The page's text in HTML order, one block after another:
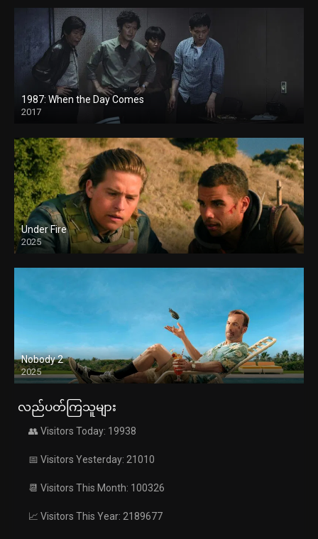
1987: When the Day Comes
2017
Under Fire
2025
Nobody 2
2025
လည်ပတ်ကြသူများ
👥 Visitors Today: 19938
📅 Visitors Yesterday: 21010
📆 Visitors This Month: 100326
📈 Visitors This Year: 2189677